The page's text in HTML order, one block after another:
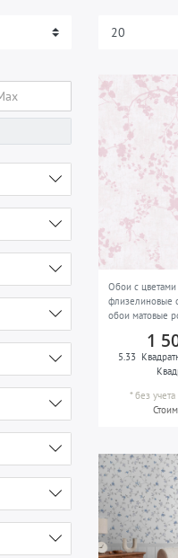
3
Обои с
флизелиновые
обои матовые
1
5.33
*без